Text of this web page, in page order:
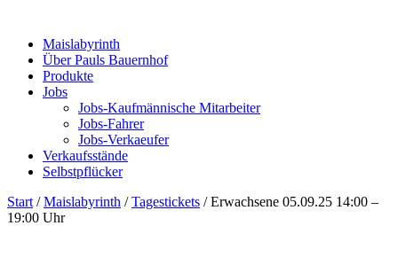
Maislabyrinth
Über Pauls Bauernhof
Produkte
Jobs
Jobs-Kaufmännische Mitarbeiter
Jobs-Fahrer
Jobs-Verkaeufer
Verkaufsstände
Selbstpflücker
Start /Maislabyrinth /Tagestickets / Erwachsene 05.09.25 14:00 –
19:00 Uhr